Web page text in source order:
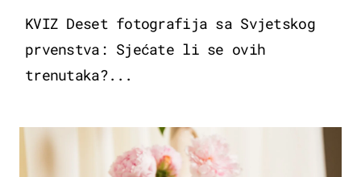
KVIZ Deset fotografija sa Svjetskog
prvenstva: Sjećate li se ovih
trenutaka?...
MODA & LJEPOTA